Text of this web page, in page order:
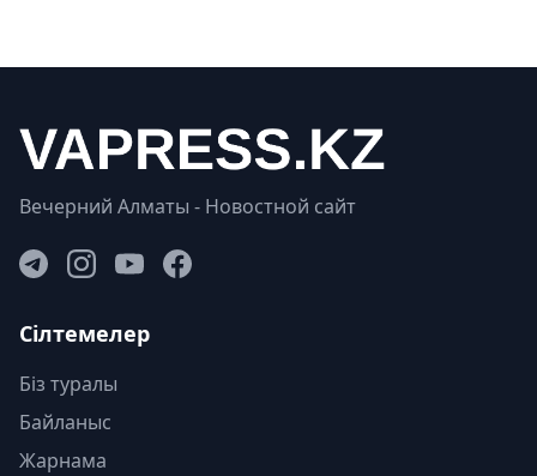
Вечерний Алматы - Новостной сайт
Сілтемелер
Біз туралы
Байланыс
Жарнама